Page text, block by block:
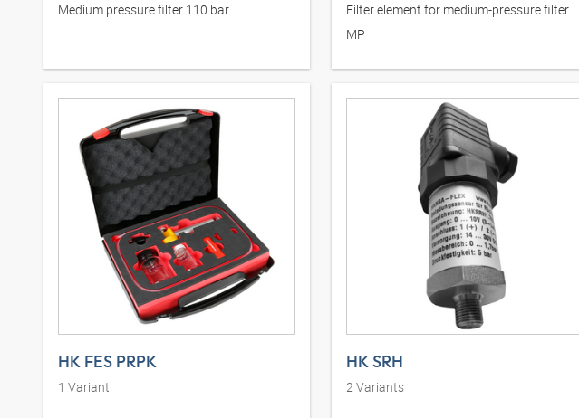
Medium pressure filter 110 bar
Filter element for medium-pressure filter
MP
HK FES PRPK
1 Variant
HK SRH
2 Variants